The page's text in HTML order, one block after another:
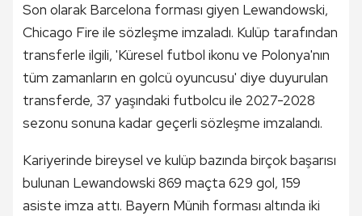
Son olarak Barcelona forması giyen Lewandowski,
Chicago Fire ile sözleşme imzaladı. Kulüp tarafından
transferle ilgili, 'Küresel futbol ikonu ve Polonya'nın
tüm zamanların en golcü oyuncusu' diye duyurulan
transferde, 37 yaşındaki futbolcu ile 2027-2028
sezonu sonuna kadar geçerli sözleşme imzalandı.
Kariyerinde bireysel ve kulüp bazında birçok başarısı
bulunan Lewandowski 869 maçta 629 gol, 159
asiste imza attı. Bayern Münih forması altında iki